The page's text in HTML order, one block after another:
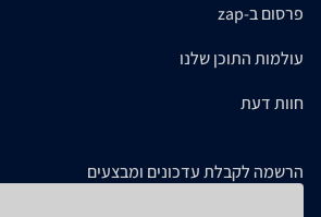
פרסום ב-zap
עולמות התוכן שלנו
חוות דעת
הרשמה לקבלת עדכונים ומבצעים